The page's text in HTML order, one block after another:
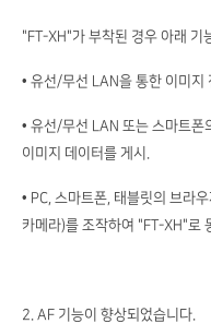
"FT-XH"가 부착된 경우 아래 기
• 유선/무선 LAN을 통한 이미지
• 유선/무선 LAN 또는 스마트폰
이미지 데이터를 게시.
• PC, 스마트폰, 태블릿의 브라
카메라)를 조작하여 "FT-XH"로
2. AF 기능이 향상되었습니다.